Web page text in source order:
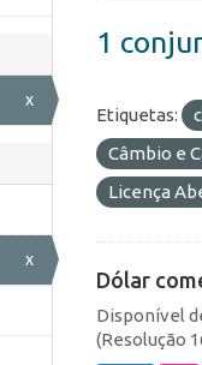
x
x
1
Etiquetas:
Câmbio e
Licença
Dólar
Disponível
(Resolução